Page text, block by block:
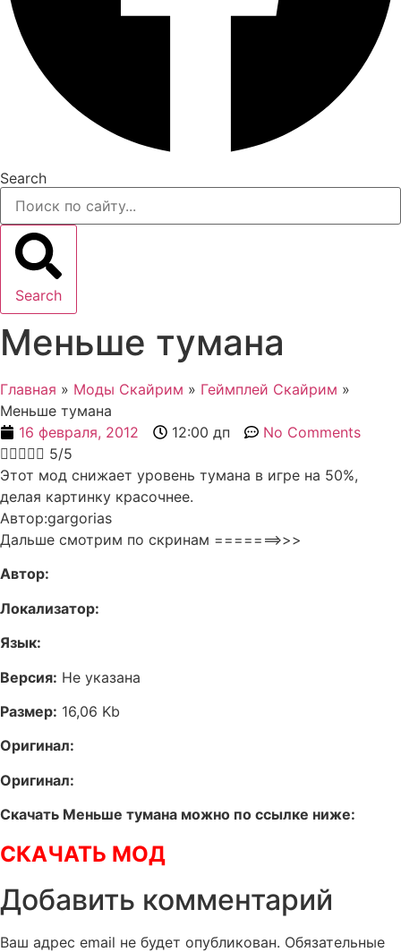
Search
Search
Меньше тумана
Главная » Моды Скайрим » Геймплей Скайрим »
Меньше тумана
16 февраля, 2012
12:00 дп
No Comments
 5/5
Этот мод снижает уровень тумана в игре на 50%,
делая картинку красочнее.
Автор:gargorias
Дальше смотрим по скринам =======>>>
Автор:
Локализатор:
Язык:
Версия: Не указана
Размер: 16,06 Kb
Оригинал:
Оригинал:
Скачать Меньше тумана можно по ссылке ниже:
СКАЧАТЬ МОД
Добавить комментарий
Ваш адрес email не будет опубликован. Обязательные